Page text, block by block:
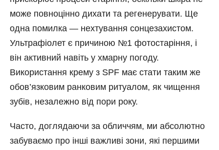
може повноцінно дихати та регенерувати. Ще
одна помилка — нехтування сонцезахистом.
Ультрафіолет є причиною №1 фотостаріння, і
він активний навіть у хмарну погоду.
Використання крему з SPF має стати таким же
обов’язковим ранковим ритуалом, як чищення
зубів, незалежно від пори року.
Часто, доглядаючи за обличчям, ми абсолютно
забуваємо про інші важливі зони, які першими